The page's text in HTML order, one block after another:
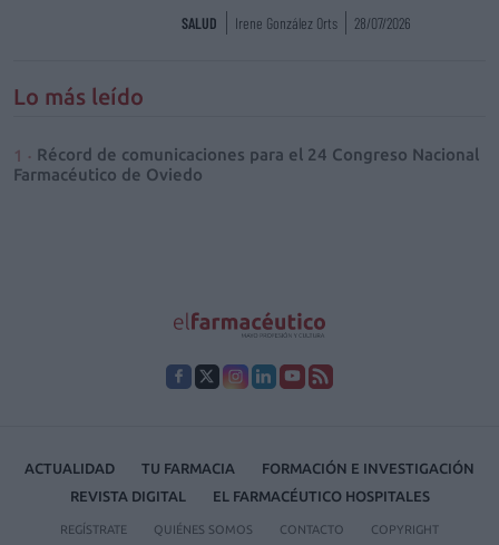
SALUD Irene González Orts 28/07/2026
Lo más leído
Récord de comunicaciones para el 24 Congreso Nacional
Farmacéutico de Oviedo
ACTUALIDAD TU FARMACIA
FORMACIÓN E INVESTIGACIÓN
REVISTA DIGITAL
EL FARMACÉUTICO HOSPITALES
REGÍSTRATE QUIÉNES SOMOS CONTACTO COPYRIGHT